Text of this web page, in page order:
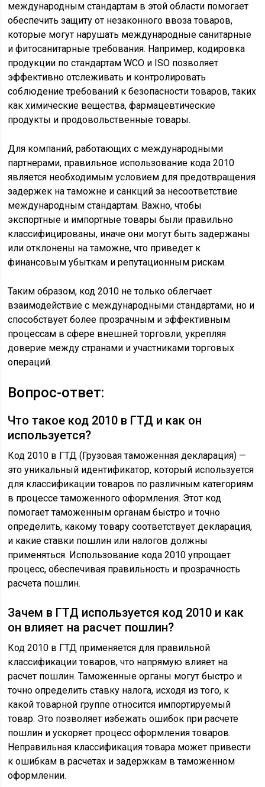
международным стандартам в этой области помогает
обеспечить защиту от незаконного ввоза товаров,
которые могут нарушать международные санитарные
и фитосанитарные требования. Например, кодировка
продукции по стандартам WCO и ISO позволяет
эффективно отслеживать и контролировать
соблюдение требований к безопасности товаров, таких
как химические вещества, фармацевтические
продукты и продовольственные товары.
Для компаний, работающих с международными
партнерами, правильное использование кода 2010
является необходимым условием для предотвращения
задержек на таможне и санкций за несоответствие
международным стандартам. Важно, чтобы
экспортные и импортные товары были правильно
классифицированы, иначе они могут быть задержаны
или отклонены на таможне, что приведет к
финансовым убыткам и репутационным рискам.
Таким образом, код 2010 не только облегчает
взаимодействие с международными стандартами, но и
способствует более прозрачным и эффективным
процессам в сфере внешней торговли, укрепляя
доверие между странами и участниками торговых
операций.
Вопрос-ответ:
Что такое код 2010 в ГТД и как он
используется?
Код 2010 в ГТД (Грузовая таможенная декларация) —
это уникальный идентификатор, который используется
для классификации товаров по различным категориям
в процессе таможенного оформления. Этот код
помогает таможенным органам быстро и точно
определить, какому товару соответствует декларация,
и какие ставки пошлин или налогов должны
применяться. Использование кода 2010 упрощает
процесс, обеспечивая правильность и прозрачность
расчета пошлин.
Зачем в ГТД используется код 2010 и как
он влияет на расчет пошлин?
Код 2010 в ГТД применяется для правильной
классификации товаров, что напрямую влияет на
расчет пошлин. Таможенные органы могут быстро и
точно определить ставку налога, исходя из того, к
какой товарной группе относится импортируемый
товар. Это позволяет избежать ошибок при расчете
пошлин и ускоряет процесс оформления товаров.
Неправильная классификация товара может привести
к ошибкам в расчетах и задержкам в таможенном
оформлении.